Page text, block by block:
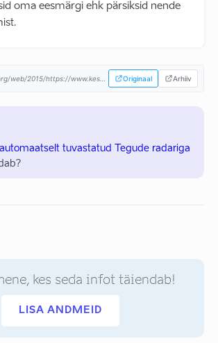
oma eesmärgi ehk pärsiksid nende
Originaal Arhiiv
tuvastatud Tegude radariga
kes seda infot täiendab!
LISA ANDMEID